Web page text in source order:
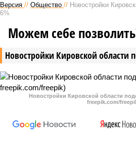
Версия // Общество // Новостройки
6%
Новостройки Кировской области
Можем себе
Новостройки Кировской области
freepik.com/